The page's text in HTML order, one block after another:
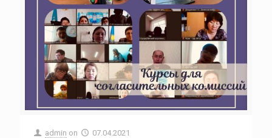
admin on 07.04.2021